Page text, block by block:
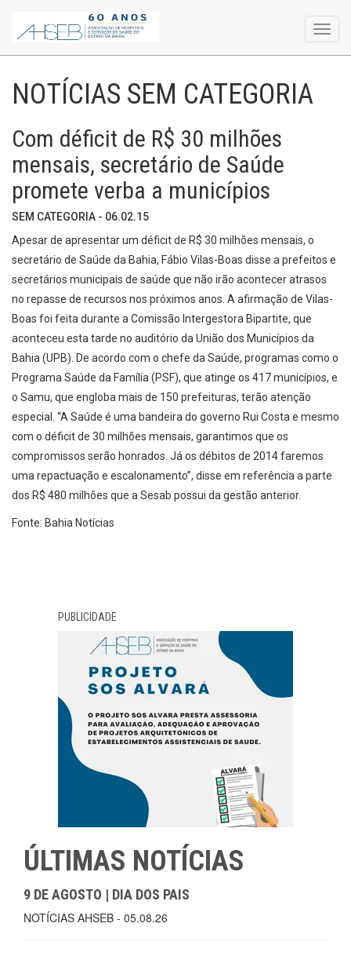
NOTÍCIAS SEM CATEGORIA
Com déficit de R$ 30 milhões
mensais, secretário de Saúde
promete verba a municípios
SEM CATEGORIA - 06.02.15
Apesar de apresentar um déficit de R$ 30 milhões mensais, o
secretário de Saúde da Bahia, Fábio Vilas-Boas disse a prefeitos e
secretários municipais de saúde que não irão acontecer atrasos
no repasse de recursos nos próximos anos. A afirmação de Vilas-
Boas foi feita durante a Comissão Intergestora Bipartite, que
aconteceu esta tarde no auditório da União dos Municípios da
Bahia (UPB). De acordo com o chefe da Saúde, programas como o
Programa Saúde da Família (PSF), que atinge os 417 municípios, e
o Samu, que engloba mais de 150 prefeituras, terão atenção
especial. “A Saúde é uma bandeira do governo Rui Costa e mesmo
com o déficit de 30 milhões mensais, garantimos que os
compromissos serão honrados. Já os débitos de 2014 faremos
uma repactuação e escalonamento”, disse em referência a parte
dos R$ 480 milhões que a Sesab possui da gestão anterior.
Fonte: Bahia Notícias
PUBLICIDADE
ÚLTIMAS NOTÍCIAS
9 DE AGOSTO | DIA DOS PAIS
NOTÍCIAS AHSEB - 05.08.26